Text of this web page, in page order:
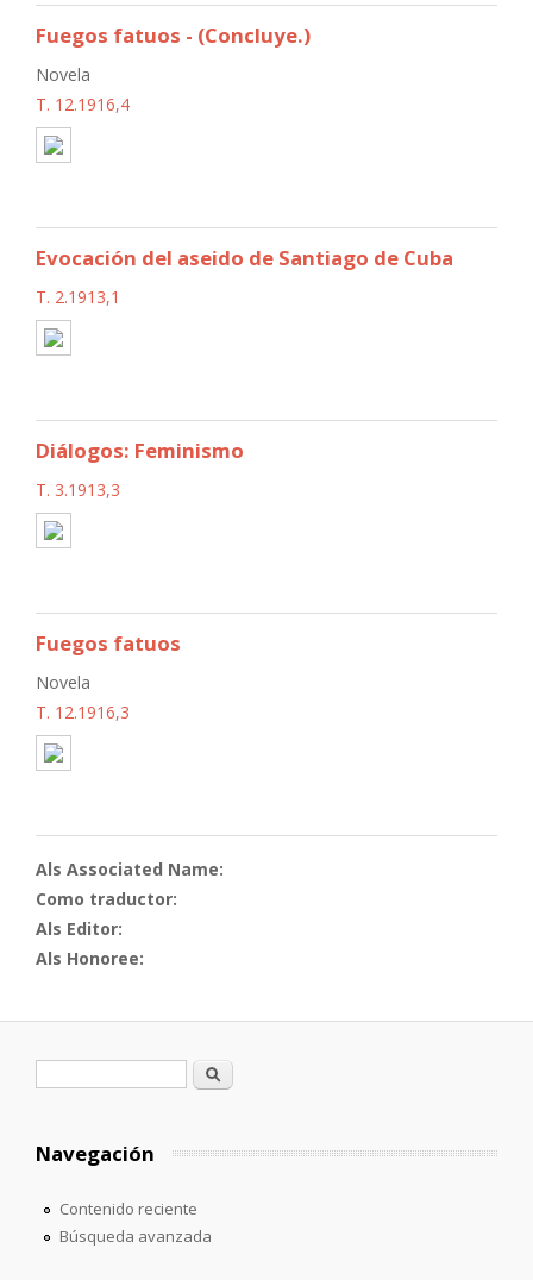
Fuegos fatuos - (Concluye.)
Novela
T. 12.1916,4
Evocación del aseido de Santiago de Cuba
T. 2.1913,1
Diálogos: Feminismo
T. 3.1913,3
Fuegos fatuos
Novela
T. 12.1916,3
Als Associated Name:
Como traductor:
Als Editor:
Als Honoree:
Formulario de búsqueda
Buscar
Navegación
Contenido reciente
Búsqueda avanzada